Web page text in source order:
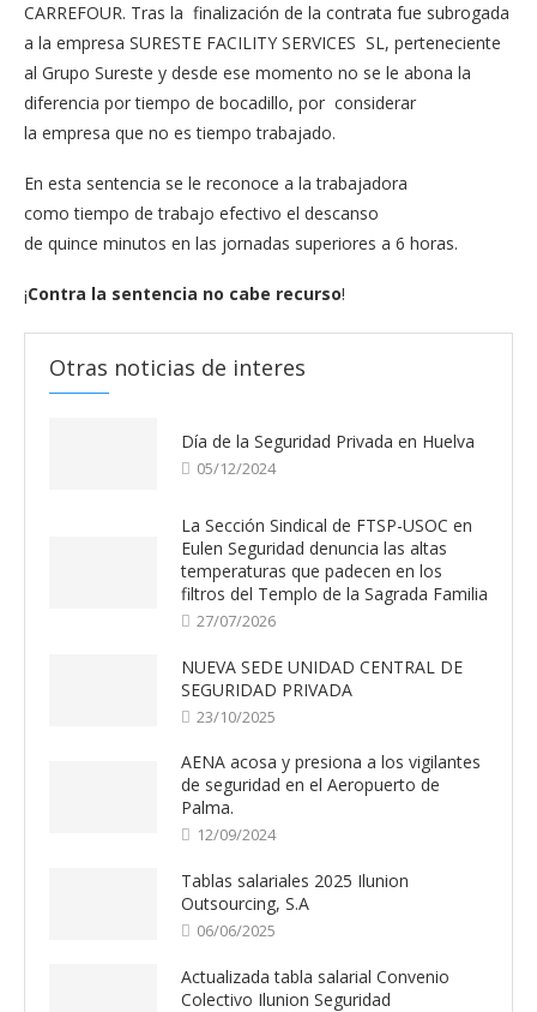
CARREFOUR. Tras la finalización de la contrata fue subrogada
a la empresa SURESTE FACILITY SERVICES SL, perteneciente
al Grupo Sureste y desde ese momento no se le abona la
diferencia por tiempo de bocadillo, por considerar
la empresa que no es tiempo trabajado.
En esta sentencia se le reconoce a la trabajadora
como tiempo de trabajo efectivo el descanso
de quince minutos en las jornadas superiores a 6 horas.
¡Contra la sentencia no cabe recurso!
Otras noticias de interes
Día de la Seguridad Privada en Huelva
05/12/2024
La Sección Sindical de FTSP-USOC en
Eulen Seguridad denuncia las altas
temperaturas que padecen en los
filtros del Templo de la Sagrada Familia
27/07/2026
NUEVA SEDE UNIDAD CENTRAL DE
SEGURIDAD PRIVADA
23/10/2025
AENA acosa y presiona a los vigilantes
de seguridad en el Aeropuerto de
Palma.
12/09/2024
Tablas salariales 2025 Ilunion
Outsourcing, S.A
06/06/2025
Actualizada tabla salarial Convenio
Colectivo Ilunion Seguridad